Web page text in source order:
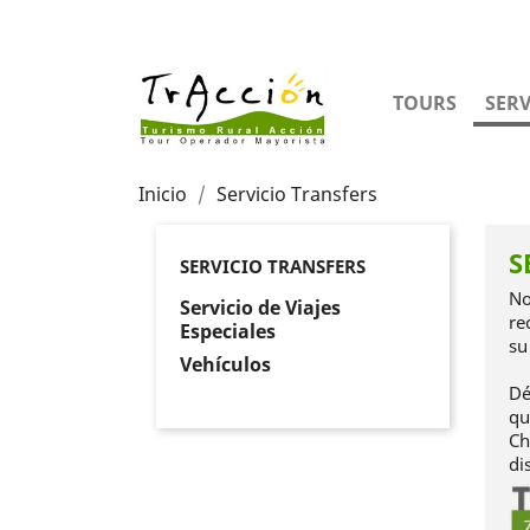
TOURS
Inicio Servicio Transfers
SERVICIO TRANSFERS
Servicio de Viajes
Especiales
Vehículos